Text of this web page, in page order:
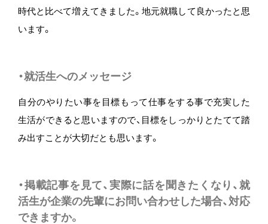
時代と比べて増えてきました。地元就職して良かったと思
います。
・就活生へのメッセージ
自分のやりたい事を目標もって仕事をする事で充実した
生活ができると思いますので、目標をしっかりとたてて踏
み出すことが大切だとも思います。
・掲載記事を見て、実際に話を聞きたくなり、就
活生が企業の先輩にお問い合わせした場合、対応
できますか。